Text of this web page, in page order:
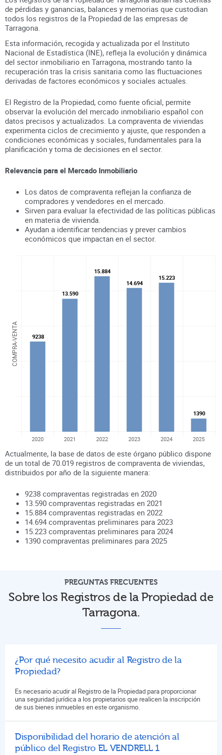
de pérdidas y ganancias, balances y memorias que custodian
todos los registros de la Propiedad de las empresas de
Tarragona
Esta información, recogida y actualizada por el Instituto
Nacional de Estadística (INE), refleja la evolución y dinámica
del sector inmobiliario en Tarragona, mostrando tanto la
recuperación tras la crisis sanitaria como las fluctuaciones
derivadas de factores económicos y sociales actuales.
El Registro de la Propiedad, como fuente oficial, permite
observar la evolución del mercado inmobiliario español con
datos precisos y actualizados. La compraventa de viviendas
experimenta ciclos de crecimiento y ajuste, que responden a
condiciones económicas y sociales, fundamentales para la
planificación y toma de decisiones en el sector.
Relevancia para el Mercado Inmobiliario
Los datos de compraventa reflejan la confianza de
compradores y vendedores en el mercado.
Sirven para evaluar la efectividad de las políticas públicas
en materia de vivienda.
Ayudan a identificar tendencias y prever cambios
económicos que impactan en el sector.
COMPRA-VENTA 9238
9238
13.590
13.590
15.884
15.884
14.694
14.694
15.223
15.223
1390
1390
2020 2021 2022 2023 2024 2025
Actualmente, la base de datos de este órgano público dispone
de un total de 70.019 registros de compraventa de viviendas,
distribuidos por año de la siguiente manera:
9238 compraventas registradas en 2020
13.590 compraventas registradas en 2021
15.884 compraventas registradas en 2022
14.694 compraventas preliminares para 2023
15.223 compraventas preliminares para 2024
1390 compraventas preliminares para 2025
PREGUNTAS FRECUENTES
Sobre los Registros de la Propiedad de
Tarragona.
¿Por qué necesito acudir al Registro de la
Propiedad?
Es necesario acudir al Registro de la Propiedad para proporcionar
una seguridad jurídica a los propietarios que realicen la inscripción
de sus bienes inmuebles en este organismo.
Disponibilidad del horario de atención al
público del Registro EL VENDRELL 1